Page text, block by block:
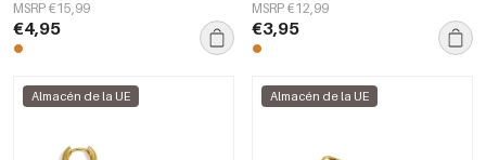
geométrica, sencillos, de la
serie Daily Simple, joyería para
mujer.
MSRP €15,99
€4,95
sencillos, de la serie Daily
Simple, joyería para mujer.
MSRP €12,99
€3,95
Almacén de la UE Almacén de la UE